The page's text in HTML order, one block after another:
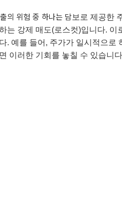
의 위험 중 하나는 담 보로 제공한
는 강제 매도(로스컷)입니다.
. 예를 들어, 주가가 일시적으로
이러한 기회를 놓칠 수 있습니